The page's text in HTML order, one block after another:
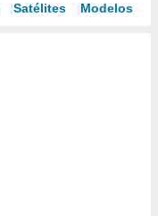
Satélites Modelos